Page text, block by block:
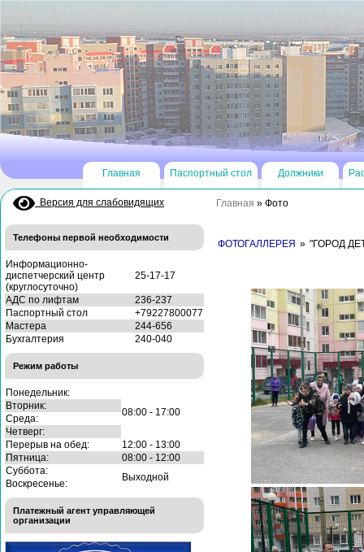
Главная Паспортный стол Должники
Версия для слабовидящих
Телефоны первой необходимости
Информационно-
диспетчерский центр
(круглосуточно)
25-17-17
АДС по лифтам
236-237
Паспортный стол
+79227800077
Мастера
244-656
Бухгалтерия
240-040
Режим работы
Понедельник:
08:00 - 17:00
Вторник:
Среда:
Четверг:
Перерыв на обед:
12:00 - 13:00
Пятница:
08:00 - 12:00
Суббота:
Выходной
Воскресенье:
Платежный агент управляющей
организации
Главная » Фото
ФОТОГАЛЛЕРЕЯ » "ГОРОД